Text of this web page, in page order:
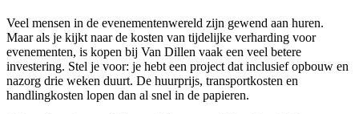
Veel mensen in de evenementenwereld zijn gewend aan huren.
Maar als je kijkt naar de kosten van tijdelijke verharding voor
evenementen, is kopen bij Van Dillen vaak een veel betere
investering. Stel je voor: je hebt een project dat inclusief opbouw en
nazorg drie weken duurt. De huurprijs, transportkosten en
handlingkosten lopen dan al snel in de papieren.